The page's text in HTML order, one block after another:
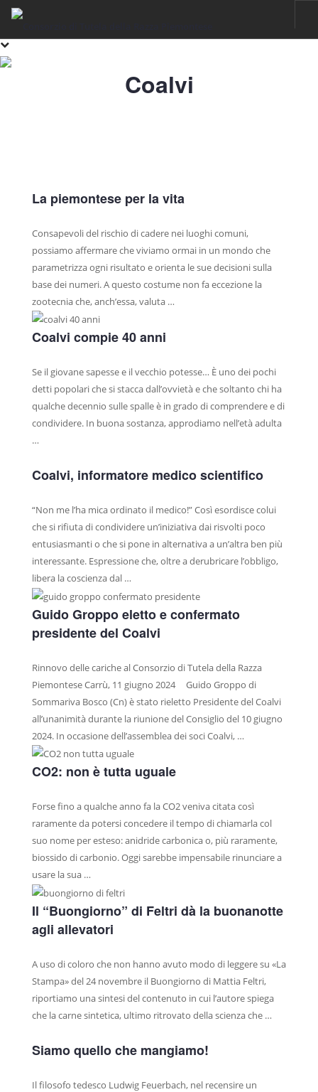
SOSTENIBILITÀ
FILIERA
ALLEVAMENTI
LABORATORI
MACELLI
RIVENDITE
RISTORANTI
VENDITA SU PRENOTAZIONE
PUNTI VENDITA
PRODOTTI
GIRELLO COTTO
BRESAOLA
CARPACCIO DI BRESAOLA
WURSTEL DI FASSONE
SALAME DI FASSONE
GASTRONOMIA D’ECCELLENZA
PRESS
RASSEGNA STAMPA
PUBBLICAZIONI
Coalvi
La piemontese per la vita
Consapevoli del rischio di cadere nei luoghi comuni,
possiamo affermare che viviamo ormai in un mondo che
parametrizza ogni risultato e orienta le sue decisioni sulla
base dei numeri. A questo costume non fa eccezione la
zootecnia che, anch’essa, valuta …
Coalvi compie 40 anni
Se il giovane sapesse e il vecchio potesse… È uno dei pochi
detti popolari che si stacca dall’ovvietà e che soltanto chi ha
qualche decennio sulle spalle è in grado di comprendere e di
condividere. In buona sostanza, approdiamo nell’età adulta
…
Coalvi, informatore medico scientifico
“Non me l’ha mica ordinato il medico!” Così esordisce colui
che si rifiuta di condividere un’iniziativa dai risvolti poco
entusiasmanti o che si pone in alternativa a un’altra ben più
interessante. Espressione che, oltre a derubricare l’obbligo,
libera la coscienza dal …
Guido Groppo eletto e confermato
presidente del Coalvi
Rinnovo delle cariche al Consorzio di Tutela della Razza
Piemontese Carrù, 11 giugno 2024 Guido Groppo di
Sommariva Bosco (Cn) è stato rieletto Presidente del Coalvi
all’unanimità durante la riunione del Consiglio del 10 giugno
2024. In occasione dell’assemblea dei soci Coalvi, …
CO2: non è tutta uguale
Forse fino a qualche anno fa la CO2 veniva citata così
raramente da potersi concedere il tempo di chiamarla col
suo nome per esteso: anidride carbonica o, più raramente,
biossido di carbonio. Oggi sarebbe impensabile rinunciare a
usare la sua …
Il “Buongiorno” di Feltri dà la buonanotte
agli allevatori
A uso di coloro che non hanno avuto modo di leggere su «La
Stampa» del 24 novembre il Buongiorno di Mattia Feltri,
riportiamo una sintesi del contenuto in cui l’autore spiega
che la carne sintetica, ultimo ritrovato della scienza che …
Siamo quello che mangiamo!
Il filosofo tedesco Ludwig Feuerbach, nel recensire un